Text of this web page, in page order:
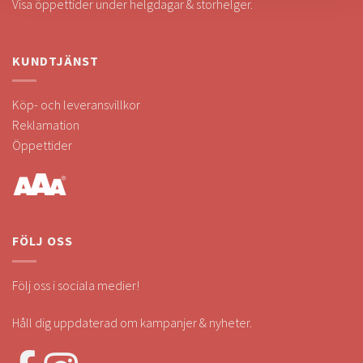
Visa öppettider under helgdagar & storhelger.
KUNDTJÄNST
Köp- och leveransvillkor
Reklamation
Öppettider
FÖLJ OSS
Följ oss i sociala medier!
Håll dig uppdaterad om kampanjer & nyheter.